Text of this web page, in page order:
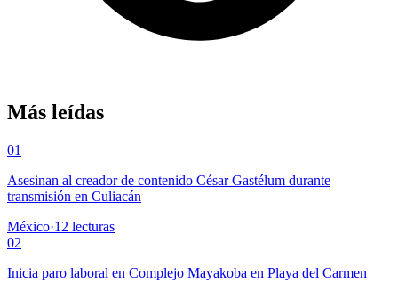
Más leídas
01
Asesinan al creador de contenido César Gastélum durante
transmisión en Culiacán
México·12 lecturas
02
Inicia paro laboral en Complejo Mayakoba en Playa del Carmen